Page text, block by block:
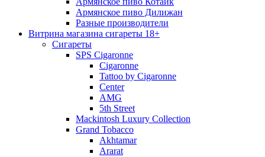
Армянское пиво Дилижан
Разные производители
Витрина магазина сигареты 18+
Cигареты
SPS Cigaronne
Сigaronne
Tattoo by Cigaronne
Center
AMG
5th Street
Mackintosh Luxury Collection
Grand Tobacco
Akhtamar
Ararat